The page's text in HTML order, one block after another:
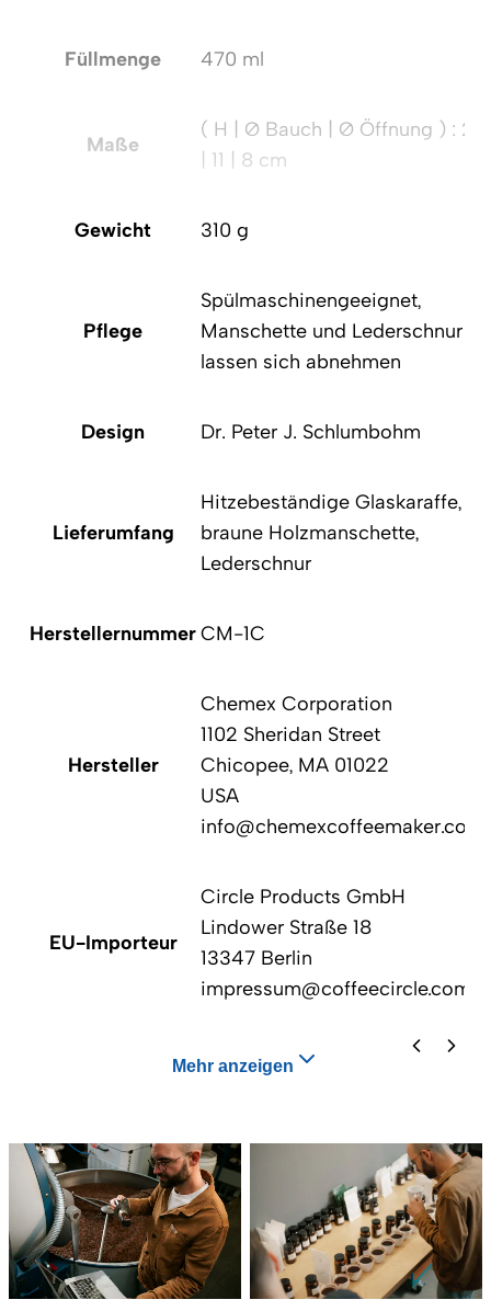
Füllmenge 470 ml
Maße
( H | Ø Bauch | Ø Öffnung ) : 21
| 11 | 8 cm
Gewicht 310 g
Pflege
Spülmaschinengeeignet,
Manschette und Lederschnur
lassen sich abnehmen
Design Dr. Peter J. Schlumbohm
Lieferumfang
Hitzebeständige Glaskaraffe,
braune Holzmanschette,
Lederschnur
HerstellernummerCM-1C
Hersteller
Chemex Corporation
1102 Sheridan Street
Chicopee, MA 01022
USA
info@chemexcoffeemaker.com
EU-Importeur
Circle Products GmbH
Lindower Straße 18
13347 Berlin
impressum@coffeecircle.com
Mehr anzeigen